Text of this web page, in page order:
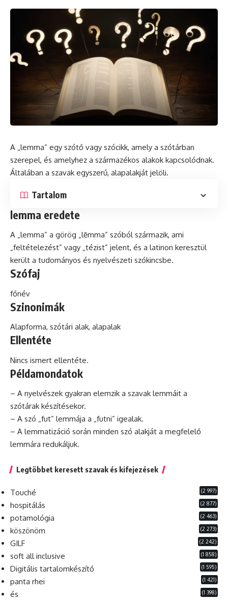
A „lemma” egy szótő vagy szócikk, amely a szótárban
szerepel, és amelyhez a származékos alakok kapcsolódnak.
Általában a szavak egyszerű, alapalakját jelöli.
Tartalom
lemma eredete
A „lemma” a görög „lēmma” szóból származik, ami
„feltételezést” vagy „tézist” jelent, és a latinon keresztül
került a tudományos és nyelvészeti szókincsbe.
Szófaj
főnév
Szinonimák
Alapforma, szótári alak, alapalak
Ellentéte
Nincs ismert ellentéte.
Példamondatok
– A nyelvészek gyakran elemzik a szavak lemmáit a
szótárak készítésekor.
– A szó „fut” lemmája a „futni” igealak.
– A lemmatizáció során minden szó alakját a megfelelő
lemmára redukáljuk.
Legtöbbet keresett szavak és kifejezések
Touché (2 997)
hospitálás (2 877)
potamológia (2 463)
köszönöm (2 273)
GILF (2 242)
soft all inclusive (1 858)
Digitális tartalomkészítő (1 595)
panta rhei (1 421)
és (1 398)